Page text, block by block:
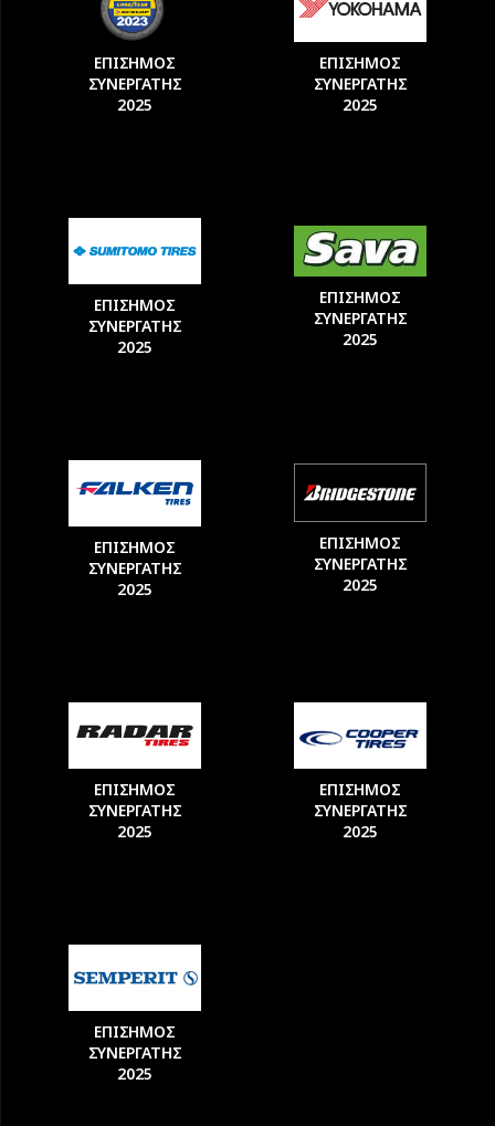
ΕΠΙΣΗΜΟΣ
ΣΥΝΕΡΓΑΤΗΣ
2025
ΕΠΙΣΗΜΟΣ
ΣΥΝΕΡΓΑΤΗΣ
2025
ΕΠΙΣΗΜΟΣ
ΣΥΝΕΡΓΑΤΗΣ
2025
ΕΠΙΣΗΜΟΣ
ΣΥΝΕΡΓΑΤΗΣ
2025
ΕΠΙΣΗΜΟΣ
ΣΥΝΕΡΓΑΤΗΣ
2025
ΕΠΙΣΗΜΟΣ
ΣΥΝΕΡΓΑΤΗΣ
2025
ΕΠΙΣΗΜΟΣ
ΣΥΝΕΡΓΑΤΗΣ
2025
ΕΠΙΣΗΜΟΣ
ΣΥΝΕΡΓΑΤΗΣ
2025
ΕΠΙΣΗΜΟΣ
ΣΥΝΕΡΓΑΤΗΣ
2025